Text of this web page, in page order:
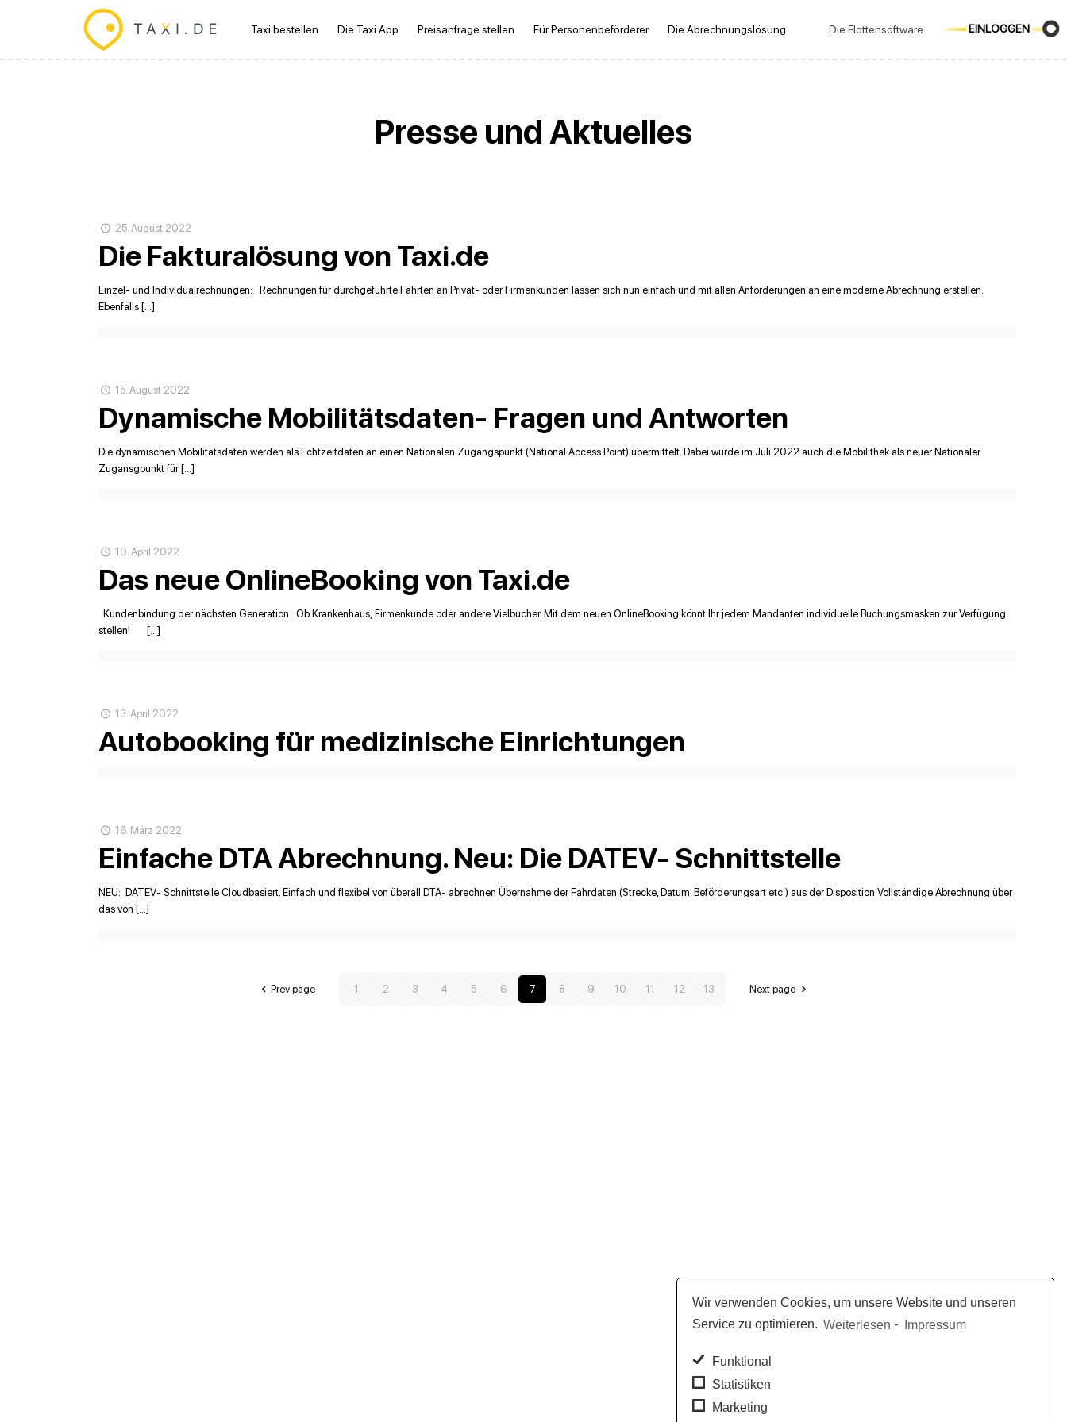
Wir verwenden Cookies, um unsere Website und unseren
Service zu optimieren. Weiterlesen - Impressum
Funktional
Statistiken
Marketing
Taxi bestellen Die Taxi App Preisanfrage stellen Für Personenbeförderer Die Abrechnungslösung Die Flottensoftware EINLOGGEN
Presse und Aktuelles
25. August 2022
Die Fakturalösung von Taxi.de
Einzel- und Individualrechnungen: Rechnungen für durchgeführte Fahrten an Privat- oder Firmenkunden lassen sich nun einfach und mit allen Anforderungen an eine moderne Abrechnung erstellen.
Ebenfalls […]
15. August 2022
Dynamische Mobilitätsdaten- Fragen und Antworten
Die dynamischen Mobilitätsdaten werden als Echtzeitdaten an einen Nationalen Zugangspunkt (National Access Point) übermittelt. Dabei wurde im Juli 2022 auch die Mobilithek als neuer Nationaler
Zugansgpunkt für […]
19. April 2022
Das neue OnlineBooking von Taxi.de
Kundenbindung der nächsten Generation Ob Krankenhaus, Firmenkunde oder andere Vielbucher. Mit dem neuen OnlineBooking könnt Ihr jedem Mandanten individuelle Buchungsmasken zur Verfügung
stellen! […]
13. April 2022
Autobooking für medizinische Einrichtungen
16. März 2022
Einfache DTA Abrechnung. Neu: Die DATEV- Schnittstelle
NEU: DATEV- Schnittstelle Cloudbasiert. Einfach und flexibel von überall DTA- abrechnen Übernahme der Fahrdaten (Strecke, Datum, Beförderungsart etc.) aus der Disposition Vollständige Abrechnung über
das von […]
Prev page 1 2 3 4 5 6 7 8 9 10 11 12 13 Next page